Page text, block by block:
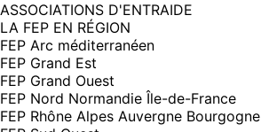
ASSOCIATIONS D'ENTRAIDE
LA FEP EN RÉGION
FEP Arc méditerranéen
FEP Grand Est
FEP Grand Ouest
FEP Nord Normandie Île-de-France
FEP Rhône Alpes Auvergne Bourgogne